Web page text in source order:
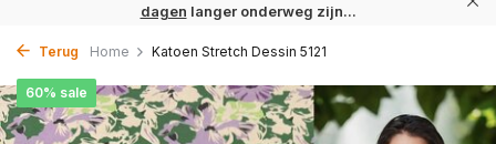
dagen langer onderweg zijn...
Terug Home Katoen Stretch Dessin 5121
60% sale